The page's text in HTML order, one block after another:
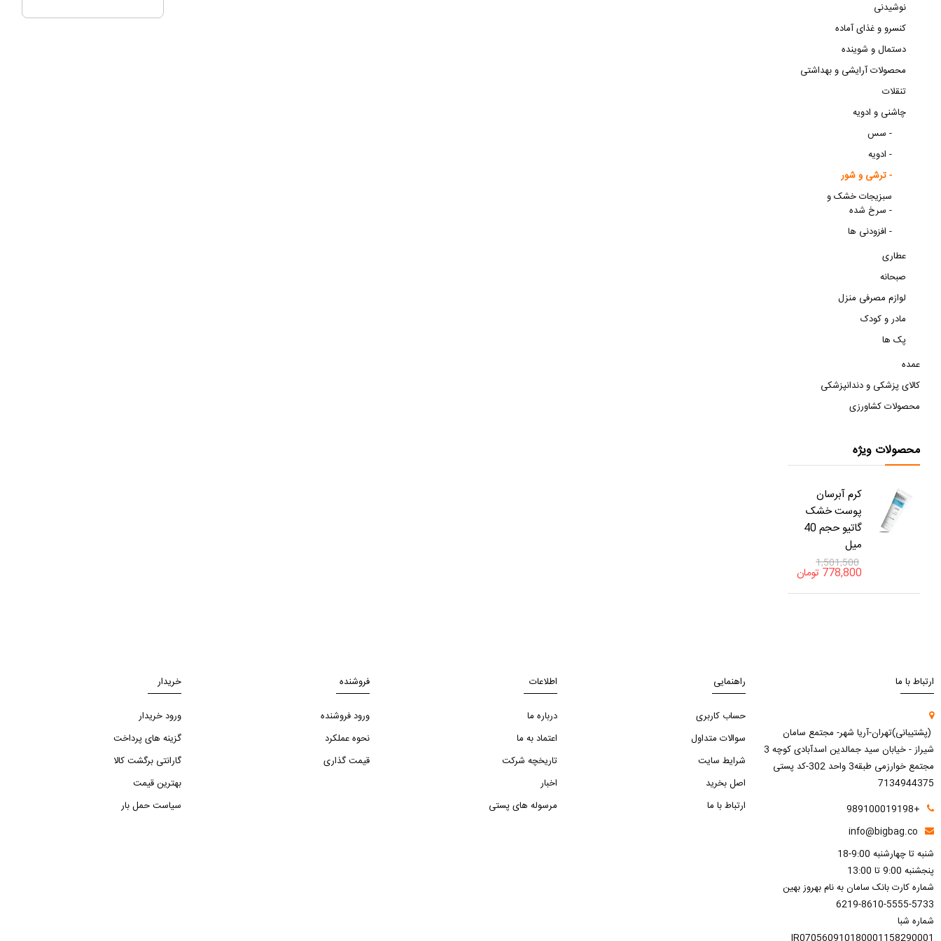
نوشیدنی
کنسرو و غذای آماده
دستمال و شوینده
محصولات آرایشی و بهداشتی
تنقلات
چاشنی و ادویه
سس -
ادویه -
ترشی و شور -
سبزیجات خشک و
سرخ شده -
افزودنی ها -
عطاری
صبحانه
لوازم مصرفی منزل
مادر و کودک
پک ها
عمده
کالای پزشکی و دندانپزشکی
محصولات کشاورزی
محصولات ویژه
کرم آبرسان
پوست خشک
گاتیو حجم 40
میل
1,501,500
778,800 تومان
ارتباط با ما
(پشتیبانی)تهران-آریا شهر- مجتمع سامان
شیراز - خیابان سید جمالدین اسدآبادی کوچه 3
مجتمع خوارزمی طبقه3 واحد 302-کد پستی
7134944375
+989100019198
info@bigbag.co
شنبه تا چهارشنبه 9:00-18
پنجشنبه 9:00 تا 13:00
شماره کارت بانک سامان به نام بهروز بهین
6219-8610-5555-5733
شماره شبا
راهنمایی
حساب کاربری
سوالات متداول
شرایط سایت
اصل بخرید
ارتباط با ما
اطلاعات
درباره ما
اعتماد به ما
تاریخچه شرکت
اخبار
مرسوله های پستی
فروشنده
ورود فروشنده
نحوه عملکرد
قیمت گذاری
خریدار
ورود خریدار
گزینه های پرداخت
گارانتی برگشت کالا
بهترین قیمت
سیاست حمل بار